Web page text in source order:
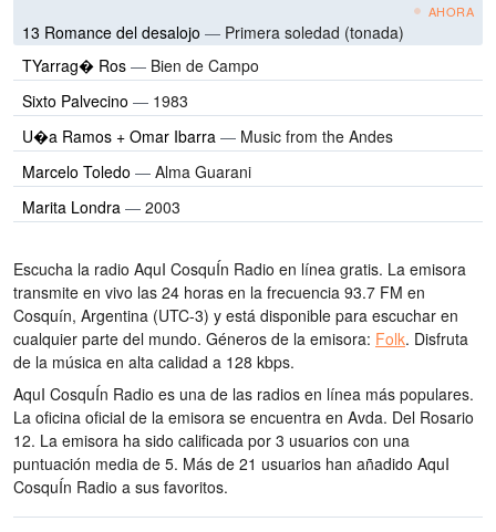
AHORA
13 Romance del desalojo — Primera soledad (tonada)
TYarrag� Ros — Bien de Campo
Sixto Palvecino — 1983
U�a Ramos + Omar Ibarra — Music from the Andes
Marcelo Toledo — Alma Guarani
Marita Londra — 2003
Escucha la radio AquI CosquÍn Radio en línea gratis. La emisora
transmite en vivo las 24 horas en la frecuencia 93.7 FM en
Cosquín, Argentina (UTC-3) y está disponible para escuchar en
cualquier parte del mundo. Géneros de la emisora: Folk. Disfruta
de la música en alta calidad a 128 kbps.
AquI CosquÍn Radio es una de las radios en línea más populares.
La oficina oficial de la emisora se encuentra en Avda. Del Rosario
12. La emisora ha sido calificada por 3 usuarios con una
puntuación media de 5. Más de 21 usuarios han añadido AquI
CosquÍn Radio a sus favoritos.